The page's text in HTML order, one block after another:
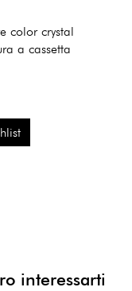
color crystal
a cassetta
interessarti